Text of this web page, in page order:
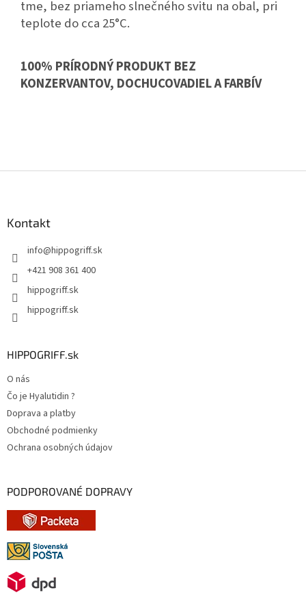
tme, bez priameho slnečného svitu na obal, pri
teplote do cca 25°C.
100% PRÍRODNÝ PRODUKT BEZ
KONZERVANTOV, DOCHUCOVADIEL A FARBÍV
Kontakt
info@hippogriff.sk
+421 908 361 400
hippogriff.sk
hippogriff.sk
HIPPOGRIFF.sk
O nás
Čo je Hyalutidin ?
Doprava a platby
Obchodné podmienky
Ochrana osobných údajov
PODPOROVANÉ DOPRAVY